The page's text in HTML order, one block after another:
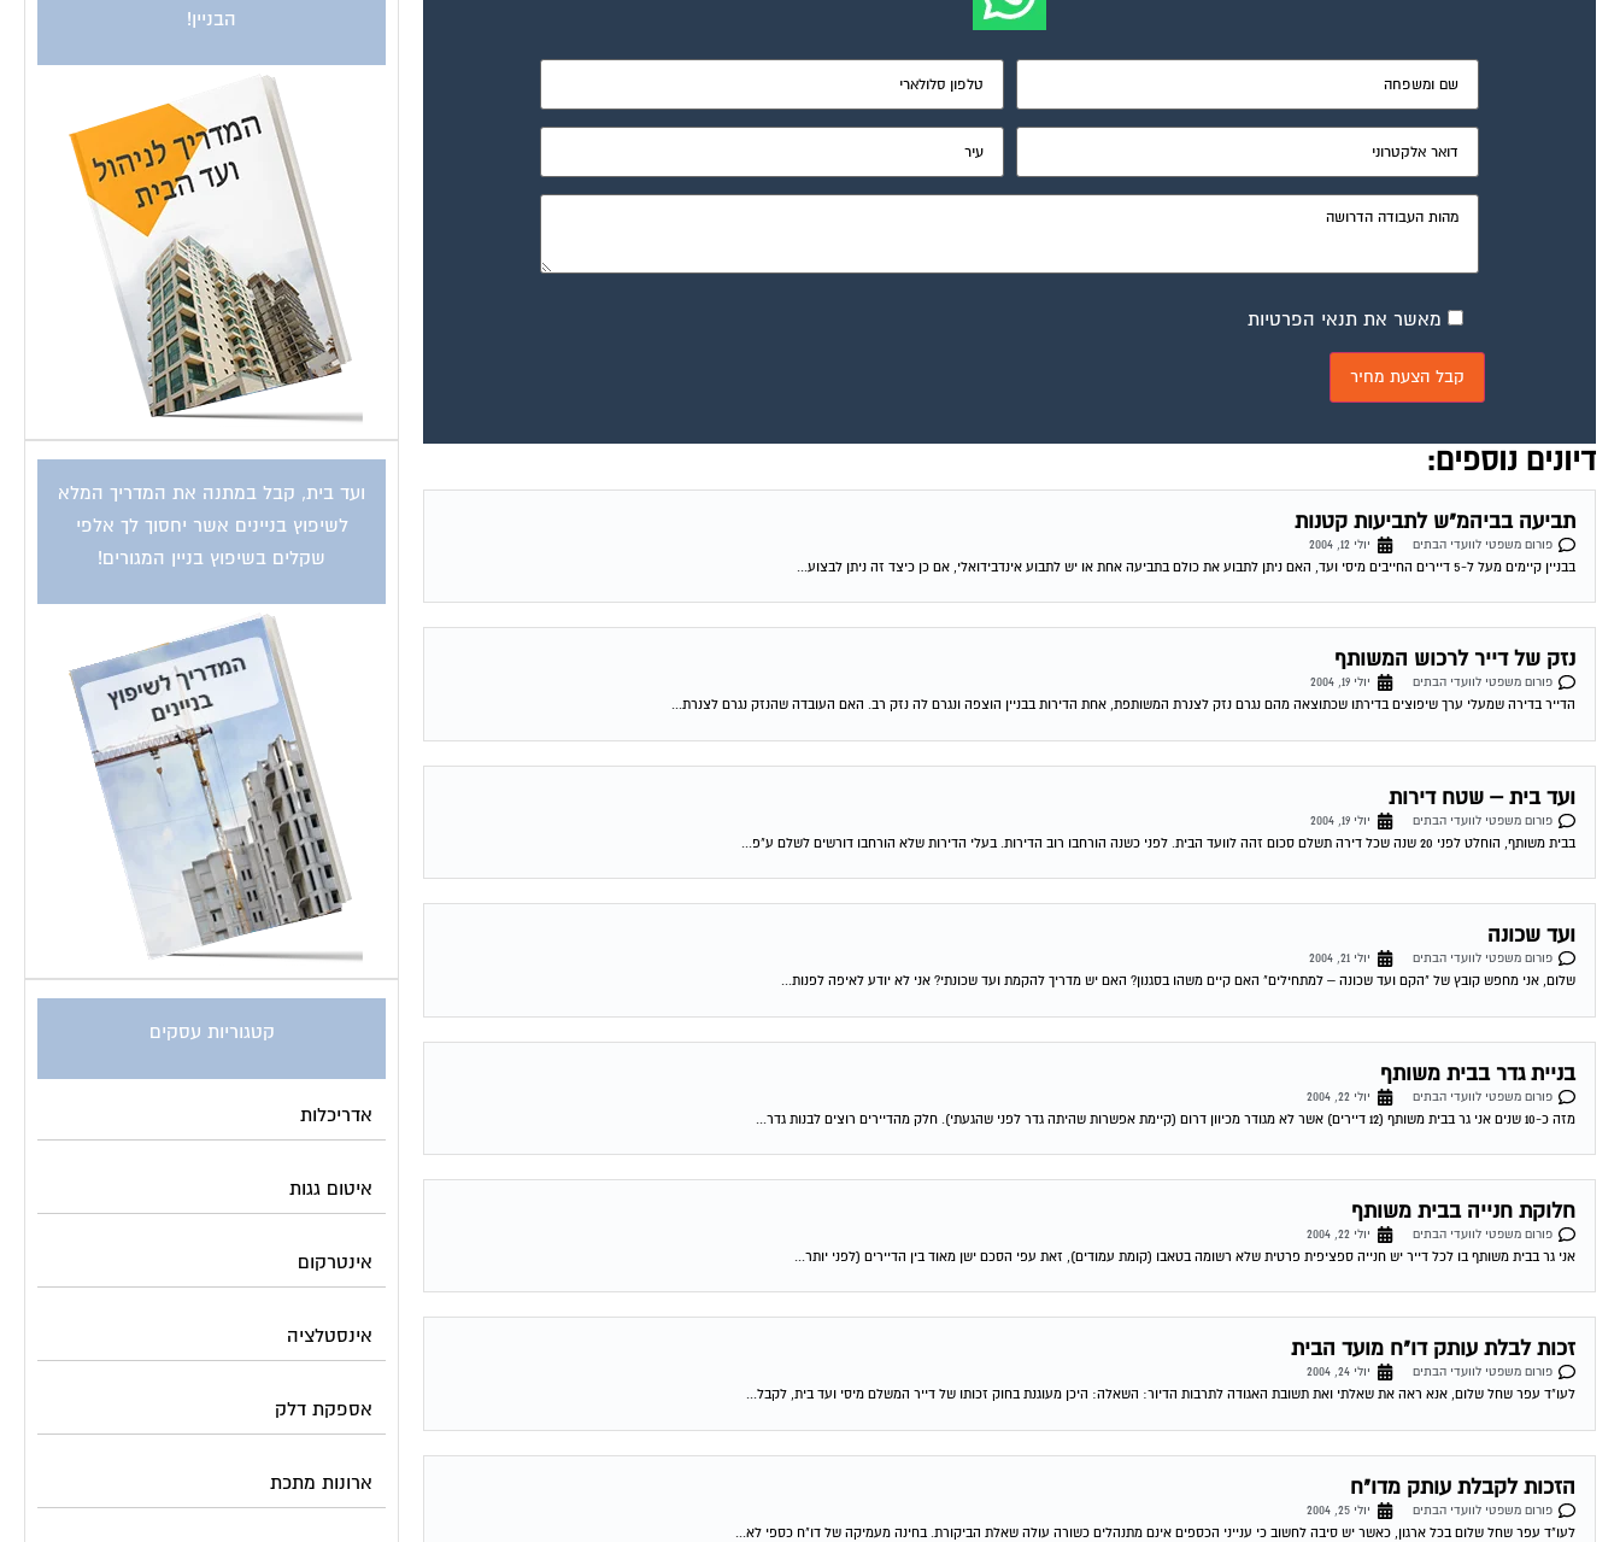
מאשר את תנאי הפרטיות
דיונים נוספים:
תביעה בביהמ"ש לתביעות קטנות
פורום משפטי לוועדי הבתים
יולי 12, 2004
בבניין קיימים מעל ל-5 דיירים החייבים מיסי ועד, האם ניתן לתבוע את כולם בתביעה אחת או יש לתבוע אינדבידואלי, אם כן כיצד זה ניתן לבצוע...
נזק של דייר לרכוש המשותף
פורום משפטי לוועדי הבתים
יולי 19, 2004
הדייר בדירה שמעלי ערך שיפוצים בדירתו שכתוצאה מהם נגרם נזק לצנרת המשותפת, אחת הדירות בבניין הוצפה ונגרם לה נזק רב. האם העובדה שהנזק נגרם לצנרת...
ועד בית – שטח דירות
פורום משפטי לוועדי הבתים
יולי 19, 2004
בבית משותף, הוחלט לפני 20 שנה שכל דירה תשלם סכום זהה לוועד הבית. לפני כשנה הורחבו רוב הדירות. בעלי הדירות שלא הורחבו דורשים לשלם ע"פ...
ועד שכונה
פורום משפטי לוועדי הבתים
יולי 21, 2004
שלום, אני מחפש קובץ של "הקם ועד שכונה – למתחילים" האם קיים משהו בסגנון? האם יש מדריך להקמת ועד שכונתי? אני לא יודע לאיפה לפנות...
בניית גדר בבית משותף
פורום משפטי לוועדי הבתים
יולי 22, 2004
מזה כ-10 שנים אני גר בבית משותף (12 דיירים) אשר לא מגודר מכיוון דרום (קיימת אפשרות שהיתה גדר לפני שהגעתי). חלק מהדיירים רוצים לבנות גדר...
חלוקת חנייה בבית משותף
פורום משפטי לוועדי הבתים
יולי 22, 2004
אני גר בבית משותף בו לכל דייר יש חנייה ספציפית פרטית שלא רשומה בטאבו (קומת עמודים), זאת עפי הסכם ישן מאוד בין הדיירים (לפני יותר...
זכות לבלת עותק דו"ח מועד הבית
פורום משפטי לוועדי הבתים
יולי 24, 2004
לעו"ד עפר שחל שלום, אנא ראה את שאלתי ואת תשובת האגודה לתרבות הדיור: השאלה: היכן מעוגנת בחוק זכותו של דייר המשלם מיסי ועד בית, לקבל...
הזכות לקבלת עותק מדו"ח
פורום משפטי לוועדי הבתים
יולי 25, 2004
לעו"ד עפר שחל שלום בכל ארגון, כאשר יש סיבה לחשוב כי ענייני הכספים אינם מתנהלים כשורה עולה שאלת הביקורת. בחינה מעמיקה של דו"ח כספי לא...
הבניין!
ועד בית, קבל במתנה את המדריך המלא
לשיפוץ בניינים אשר יחסוך לך אלפי
שקלים בשיפוץ בניין המגורים!
קטגוריות עסקים
אדריכלות
איטום גגות
אינטרקום
אינסטלציה
אספקת דלק
ארונות מתכת